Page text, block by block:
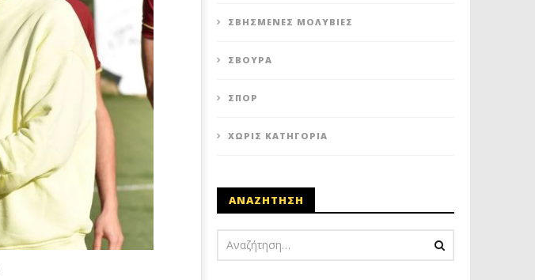
ΣΒΗΣΜΈΝΕΣ ΜΟΛΥΒΙΈΣ
ΣΒΟΎΡΑ
ΣΠΟΡ
ΧΩΡΊΣ ΚΑΤΗΓΟΡΊΑ
ΑΝΑΖΗΤΗΣΗ